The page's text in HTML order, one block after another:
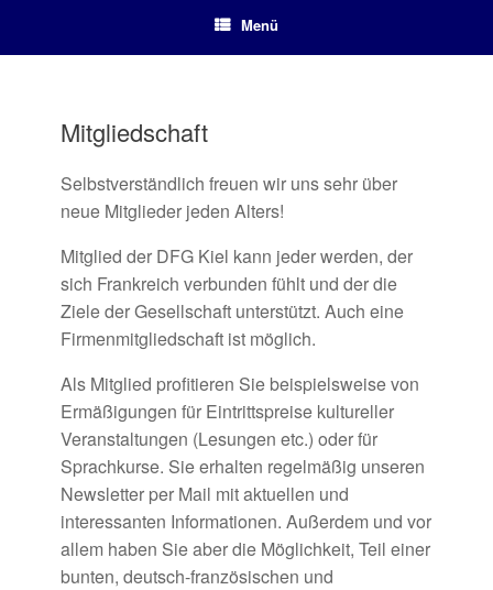
Menü
Mitgliedschaft
Selbstverständlich freuen wir uns sehr über
neue Mitglieder jeden Alters!
Mitglied der DFG Kiel kann jeder werden, der
sich Frankreich verbunden fühlt und der die
Ziele der Gesellschaft unterstützt. Auch eine
Firmenmitgliedschaft ist möglich.
Als Mitglied profitieren Sie beispielsweise von
Ermäßigungen für Eintrittspreise kultureller
Veranstaltungen (Lesungen etc.) oder für
Sprachkurse. Sie erhalten regelmäßig unseren
Newsletter per Mail mit aktuellen und
interessanten Informationen. Außerdem und vor
allem haben Sie aber die Möglichkeit, Teil einer
bunten, deutsch-französischen und